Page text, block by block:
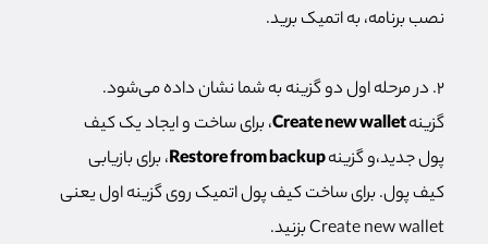
نصب برنامه، به اتمیک برید.
۲. در مرحله اول دو گزینه به شما نشان داده می‌شود.
گزینهCreate new wallet، برای ساخت و ایجاد یک کیف
پول جدید،‌و گزینهRestore from backup، برای بازیابی
کیف پول. برای ساخت کیف پول اتمیک روی گزینه اول یعنی
Create new wallet بزنید.